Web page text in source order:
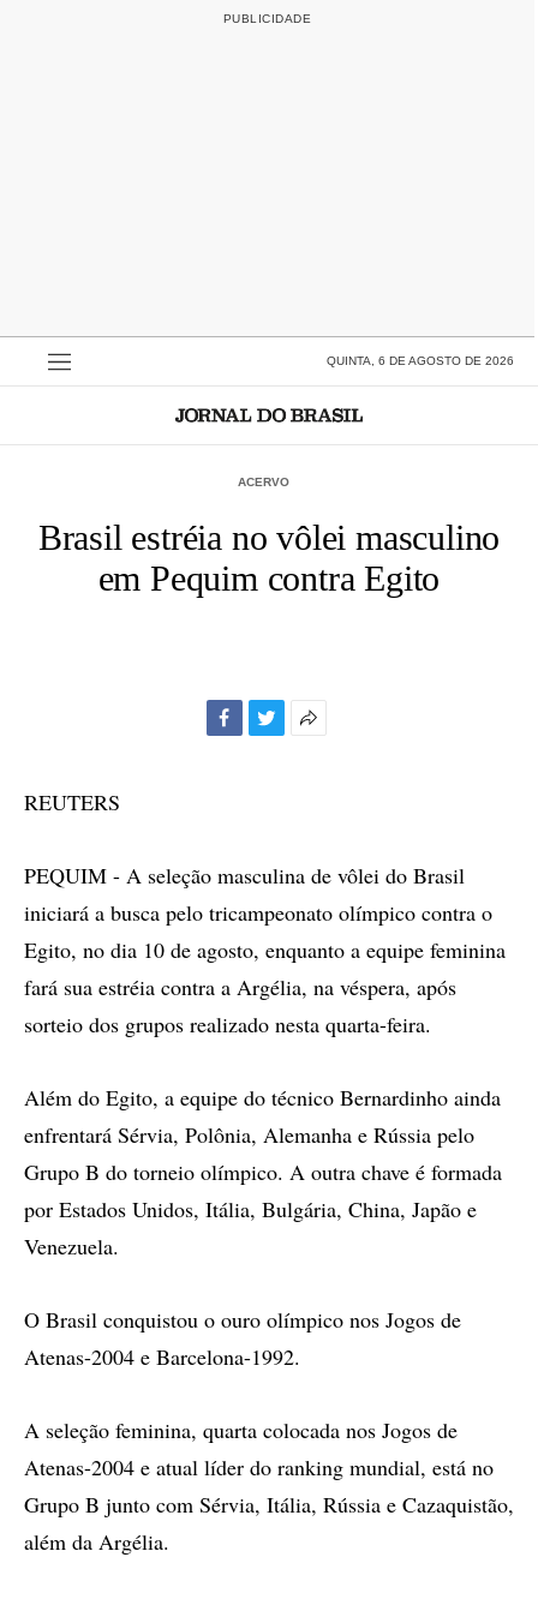
QUINTA, 6 DE AGOSTO DE 2026
ACERVO
Brasil estréia no vôlei masculino
em Pequim contra Egito
REUTERS
PEQUIM - A seleção masculina de vôlei do Brasil
iniciará a busca pelo tricampeonato olímpico contra o
Egito, no dia 10 de agosto, enquanto a equipe feminina
fará sua estréia contra a Argélia, na véspera, após
sorteio dos grupos realizado nesta quarta-feira.
Além do Egito, a equipe do técnico Bernardinho ainda
enfrentará Sérvia, Polônia, Alemanha e Rússia pelo
Grupo B do torneio olímpico. A outra chave é formada
por Estados Unidos, Itália, Bulgária, China, Japão e
Venezuela.
O Brasil conquistou o ouro olímpico nos Jogos de
Atenas-2004 e Barcelona-1992.
A seleção feminina, quarta colocada nos Jogos de
Atenas-2004 e atual líder do ranking mundial, está no
Grupo B junto com Sérvia, Itália, Rússia e Cazaquistão,
além da Argélia.